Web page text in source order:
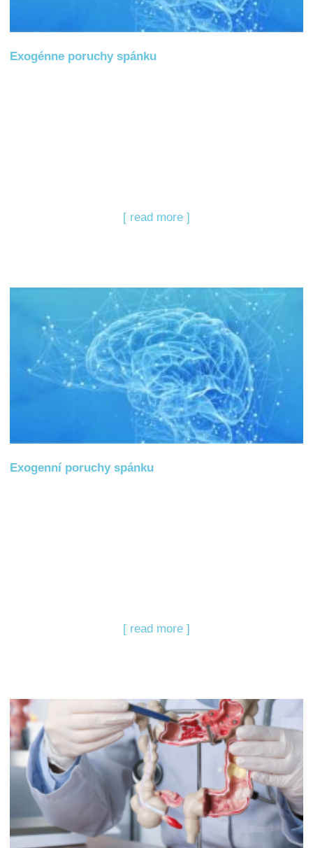
Exogénne poruchy spánku
[ read more ]
Exogenní poruchy spánku
[ read more ]